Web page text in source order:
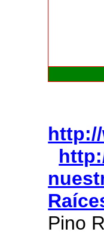
Pino